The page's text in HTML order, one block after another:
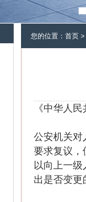
您的位置： 首页 >
《中华人
公安机关对
要求复议，
以向上一
出是否变更